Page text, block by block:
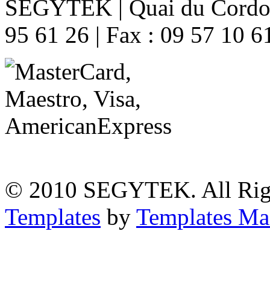
SEGYTEK | Quai du
95 61 26 | Fax : 09 57 10
© 2010 SEGYTEK. All
Templates by Templates